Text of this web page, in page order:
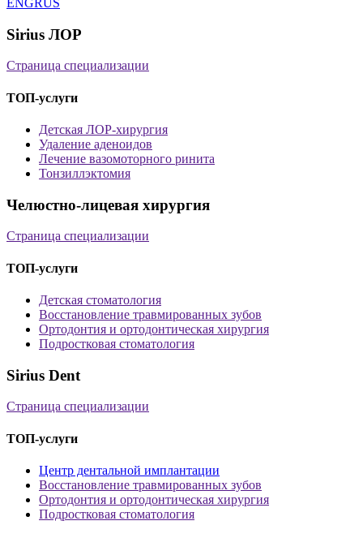
ENGRUS
Sirius ЛОР
Страница специализации
ТОП-услуги
Детская ЛОР-хирургия
Удаление аденоидов
Лечение вазомоторного ринита
Тонзиллэктомия
Челюстно-лицевая хирургия
Страница специализации
ТОП-услуги
Детская стоматология
Восстановление травмированных зубов
Ортодонтия и ортодонтическая хирургия
Подростковая стоматология
Sirius Dent
Страница специализации
ТОП-услуги
Центр дентальной имплантации
Восстановление травмированных зубов
Ортодонтия и ортодонтическая хирургия
Подростковая стоматология